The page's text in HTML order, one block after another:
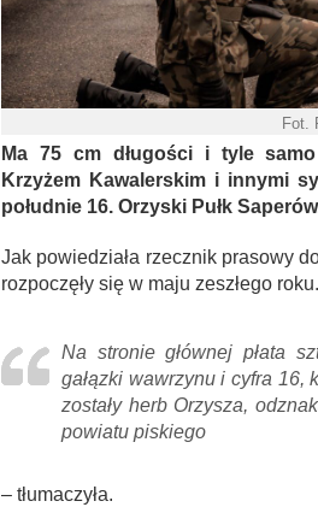
Fot.
Ma 75 cm długości i tyle
Krzyżem Kawalerskim i innymi
południe 16. Orzyski Pułk
Jak powiedziała rzecznik prasowy
rozpoczęły się w maju zeszłego roku.
Na stronie głównej płata
gałązki wawrzynu i cyfra 16,
zostały herb Orzysza,
powiatu piskiego
– tłumaczyła.